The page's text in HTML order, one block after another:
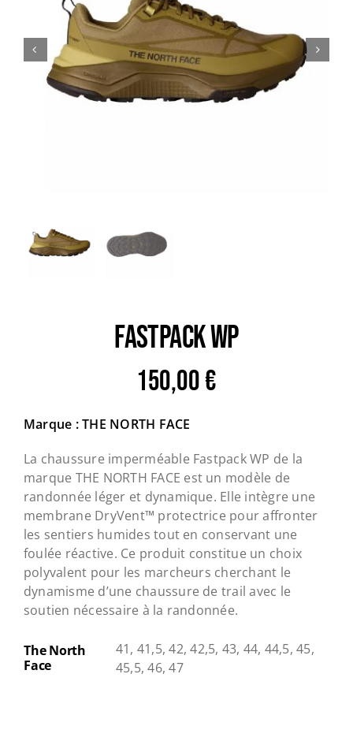
Trail
Escalade / Alpinisme
FASTPACK WP
150,00€
Marque : THE NORTH FACE
La chaussure imperméable Fastpack WP de la
marque THE NORTH FACE est un modèle de
randonnée léger et dynamique. Elle intègre une
membrane DryVent™ protectrice pour affronter
les sentiers humides tout en conservant une
foulée réactive. Ce produit constitue un choix
polyvalent pour les marcheurs cherchant le
dynamisme d’une chaussure de trail avec le
soutien nécessaire à la randonnée.
The North
Face
41, 41,5, 42, 42,5, 43, 44, 44,5, 45,
45,5, 46, 47